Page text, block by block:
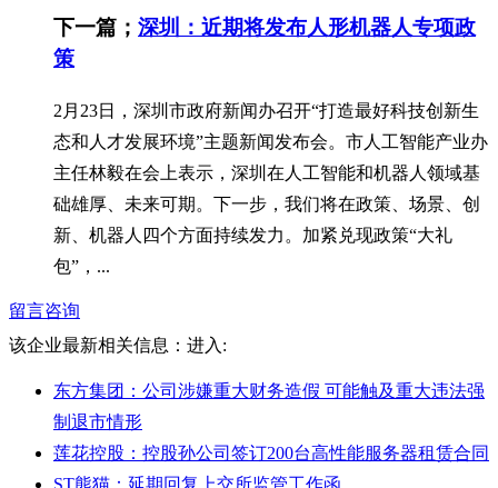
下一篇； 深圳：近期将发布人形机器人专项政
策
2月23日，深圳市政府新闻办召开“打造最好科技创新生
态和人才发展环境”主题新闻发布会。市人工智能产业办
主任林毅在会上表示，深圳在人工智能和机器人领域基
础雄厚、未来可期。下一步，我们将在政策、场景、创
新、机器人四个方面持续发力。加紧兑现政策“大礼
包”，...
留言咨询
该企业最新相关信息： 进入:
东方集团：公司涉嫌重大财务造假 可能触及重大违法强
制退市情形
莲花控股：控股孙公司签订200台高性能服务器租赁合同
ST熊猫：延期回复上交所监管工作函